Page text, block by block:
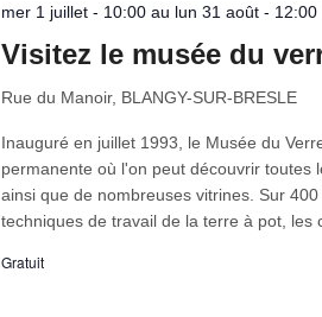
mer 1 juillet - 10:00 au lun 31 août - 12:00
Visitez le musée du
Rue du Manoir, BLANGY-SUR-BRESLE
Inauguré en juillet 1993, le Musée du
permanente où l'on peut découvrir toutes
ainsi que de nombreuses vitrines. Sur
techniques de travail de la terre à pot,
Gratuit